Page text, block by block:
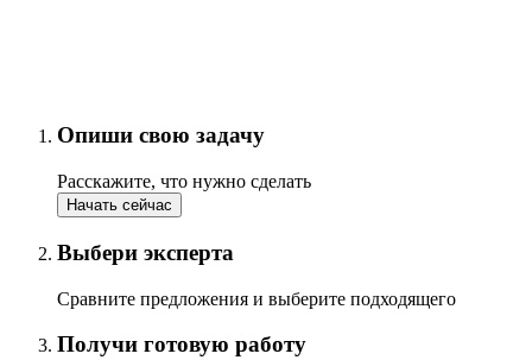
Опиши свою задачу
Расскажите, что нужно сделать
Начать сейчас
Выбери эксперта
Сравните предложения и выберите подходящего
Получи готовую работу